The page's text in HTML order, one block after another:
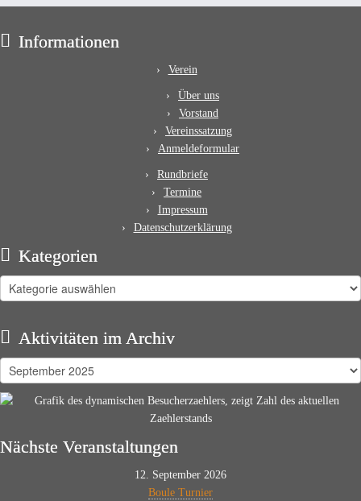
Informationen
Verein
Über uns
Vorstand
Vereinssatzung
Anmeldeformular
Rundbriefe
Termine
Impressum
Datenschutzerklärung
Kategorien
Kategorien
Aktivitäten im Archiv
Aktivitäten
im
Archiv
Nächste Veranstaltungen
12. September 2026
Boule Turnier